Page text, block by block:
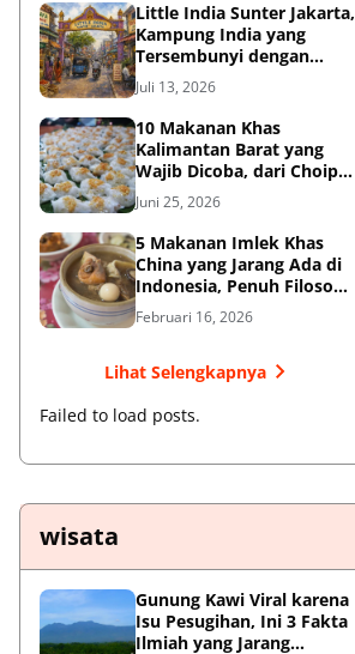
Little India Sunter Jakarta,
Kampung India yang
Tersembunyi dengan
Sejarah Panjang dan
Kuliner Autentik
Juli 13, 2026
10 Makanan Khas
Kalimantan Barat yang
Wajib Dicoba, dari Choipan
hingga Sotong Pangkong
Juni 25, 2026
5 Makanan Imlek Khas
China yang Jarang Ada di
Indonesia, Penuh Filosofi
Keberuntungan
Februari 16, 2026
Lihat Selengkapnya
Failed to load posts.
wisata
Gunung Kawi Viral karena
Isu Pesugihan, Ini 3 Fakta
Ilmiah yang Jarang